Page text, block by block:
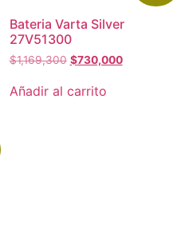
Bateria Varta Silver
27V51300
$1,169,300 $730,000
Añadir al carrito